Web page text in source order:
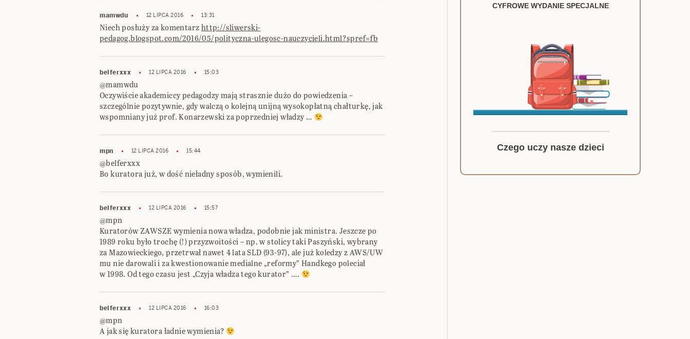
mamwdu 12 LIPCA 2016 13:31
Niech posłuży za komentarzhttp://sliwerski-
pedagog.blogspot.com/2016/05/polityczna-ulegosc-nauczycieli.html?spref=fb
belferxxx 12 LIPCA 2016 15:03
@mamwdu
Oczywiście akademiccy pedagodzy mają strasznie dużo do powiedzenia –
szczególnie pozytywnie, gdy walczą o kolejną unijną wysokopłatną chałturkę, jak
wspomniany już prof. Konarzewski za poprzedniej władzy …
mpn 12 LIPCA 2016 15:44
@belferxxx
Bo kuratora już, w dość nieładny sposób, wymienili.
belferxxx 12 LIPCA 2016 15:57
@mpn
Kuratorów ZAWSZE wymienia nowa władza, podobnie jak ministra. Jeszcze po
1989 roku było trochę (!) przyzwoitości – np. w stolicy taki Paszyński, wybrany
za Mazowieckiego, przetrwał nawet 4 lata SLD (93-97), ale już koledzy z AWS/UW
mu nie darowali i za kwestionowanie medialne „reformy” Handkego poleciał
w 1998. Od tego czasu jest „Czyja władza tego kurator” ….
belferxxx 12 LIPCA 2016 16:03
@mpn
A jak się kuratora ładnie wymienia?
CYFROWE WYDANIE SPECJALNE
Czego uczy nasze dzieci